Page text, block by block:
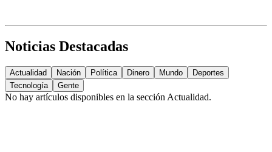
Noticias Destacadas
Actualidad Nación Política Dinero Mundo
Deportes
Tecnología
Gente
No hay artículos disponibles en la secciónActualidad.